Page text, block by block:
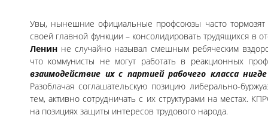
Увы, нынешние официальные профсоюзы часто
своей главной функции – консолидировать трудящихся в
Ленин не случайно называл смешным ребяческим
что коммунисты не могут работать в реакционных
взаимодействие их с партией рабочего класса
Разоблачая соглашательскую позицию либерально-
тем, активно сотрудничать с их структурами на местах.
на позициях защиты интересов трудового народа.